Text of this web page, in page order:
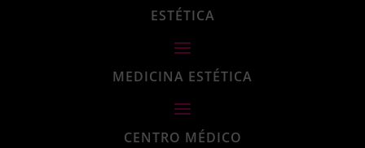
ESTÉTICA
MEDICINA ESTÉTICA
CENTRO MÉDICO